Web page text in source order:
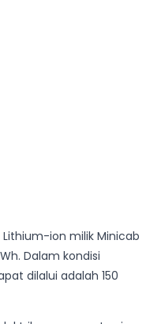
ion milik Minicab
Dalam kondisi
dilalui adalah 150